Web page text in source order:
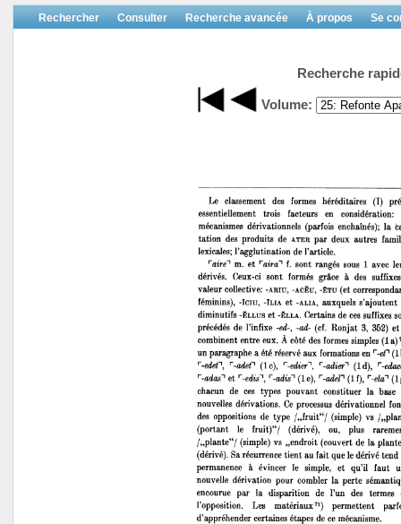
Rechercher Consulter Recherche avancée À propos Se
Recherche
Volume: